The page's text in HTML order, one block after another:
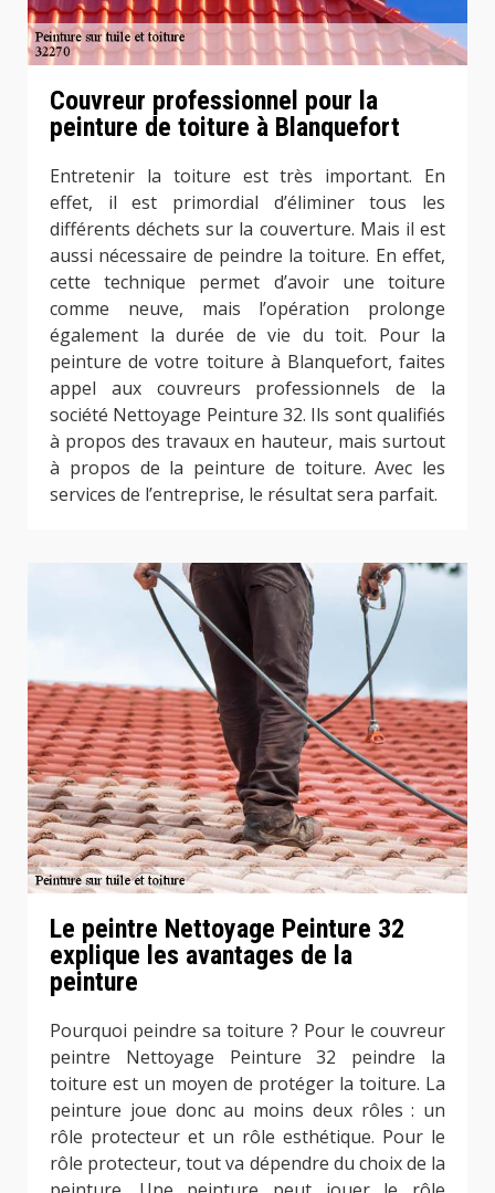
Couvreur professionnel pour la
peinture de toiture à Blanquefort
Entretenir la toiture est très important. En
effet, il est primordial d’éliminer tous les
différents déchets sur la couverture. Mais il est
aussi nécessaire de peindre la toiture. En effet,
cette technique permet d’avoir une toiture
comme neuve, mais l’opération prolonge
également la durée de vie du toit. Pour la
peinture de votre toiture à Blanquefort, faites
appel aux couvreurs professionnels de la
société Nettoyage Peinture 32. Ils sont qualifiés
à propos des travaux en hauteur, mais surtout
à propos de la peinture de toiture. Avec les
services de l’entreprise, le résultat sera parfait.
Le peintre Nettoyage Peinture 32
explique les avantages de la
peinture
Pourquoi peindre sa toiture ? Pour le couvreur
peintre Nettoyage Peinture 32 peindre la
toiture est un moyen de protéger la toiture. La
peinture joue donc au moins deux rôles : un
rôle protecteur et un rôle esthétique. Pour le
rôle protecteur, tout va dépendre du choix de la